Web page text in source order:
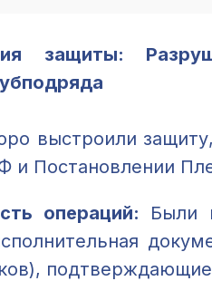
защиты:
выстроили
и Постановлении
операций: Были